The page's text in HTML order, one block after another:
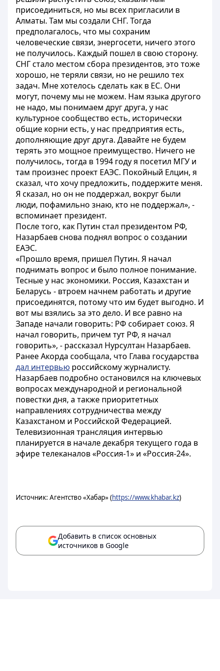
присоединиться, но мы всех пригласили в
Алматы. Там мы создали СНГ. Тогда
предполагалось, что мы сохраним
человеческие связи, энергосети, ничего этого
не получилось. Каждый пошел в свою сторону.
СНГ стало местом сбора президентов, это тоже
хорошо, не теряли связи, но не решило тех
задач. Мне хотелось сделать как в ЕС. Они
могут, почему мы не можем. Нам языка другого
не надо, мы понимаем друг друга, у нас
культурное сообщество есть, исторически
общие корни есть, у нас предприятия есть,
дополняющие друг друга. Давайте не будем
терять это мощное преимущество. Ничего не
получилось, тогда в 1994 году я посетил МГУ и
там произнес проект ЕАЭС. Покойный Елцин, я
сказал, что хочу предложить, поддержите меня.
Я сказал, но он не поддержал, вокруг были
люди, пофамильно знаю, кто не поддержал», -
вспоминает президент.
После того, как Путин стал президентом РФ,
Назарбаев снова поднял вопрос о создании
ЕАЭС.
«Прошло время, пришел Путин. Я начал
поднимать вопрос и было полное понимание.
Тесные у нас экономики. Россия, Казахстан и
Беларусь - втроем начнем работать и другие
присоединятся, потому что им будет выгодно. И
вот мы взялись за это дело. И все равно на
Западе начали говорить: РФ собирает союз. Я
начал говорить, причем тут РФ, я начал
говорить», - рассказал Нурсултан Назарбаев.
Ранее Акорда сообщала, что Глава государства
дал интервью российскому журналисту.
Назарбаев подробно остановился на ключевых
вопросах международной и региональной
повестки дня, а также приоритетных
направлениях сотрудничества между
Казахстаном и Российской Федерацией.
Телевизионная трансляция интервью
планируется в начале декабря текущего года в
эфире телеканалов «Россия-1» и «Россия-24».
Источник: Агентство «Хабар» (https://www.khabar.kz)
Добавить в список основных
источников в Google